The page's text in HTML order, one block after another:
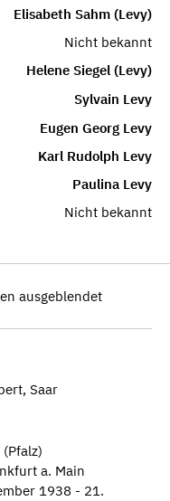
Elisabeth Sahm (Levy)
Nicht bekannt
Helene Siegel (Levy)
Sylvain Levy
Eugen Georg Levy
Karl Rudolph Levy
Paulina Levy
Nicht bekannt
ausgeblendet
Saar
a. Main
1938 - 21.